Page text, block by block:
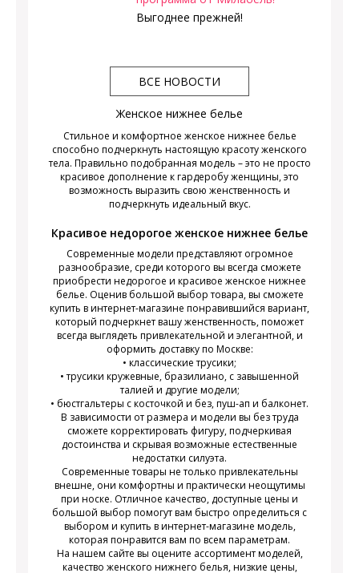
Выгоднее прежней!
ВСЕ НОВОСТИ
Женское нижнее белье
Стильное и комфортное женское нижнее белье
способно подчеркнуть настоящую красоту женского
тела. Правильно подобранная модель – это не просто
красивое дополнение к гардеробу женщины, это
возможность выразить свою женственность и
подчеркнуть идеальный вкус.
Красивое недорогое женское нижнее белье
Современные модели представляют огромное
разнообразие, среди которого вы всегда сможете
приобрести недорогое и красивое женское нижнее
белье. Оценив большой выбор товара, вы сможете
купить в интернет-магазине понравившийся вариант,
который подчеркнет вашу женственность, поможет
всегда выглядеть привлекательной и элегантной, и
оформить доставку по Москве:
• классические трусики;
• трусики кружевные, бразилиано, с завышенной
талией и другие модели;
• бюстгальтеры с косточкой и без, пуш-ап и балконет.
В зависимости от размера и модели вы без труда
сможете корректировать фигуру, подчеркивая
достоинства и скрывая возможные естественные
недостатки силуэта.
Современные товары не только привлекательны
внешне, они комфортны и практически неощутимы
при носке. Отличное качество, доступные цены и
большой выбор помогут вам быстро определиться с
выбором и купить в интернет-магазине модель,
которая понравится вам по всем параметрам.
На нашем сайте вы оцените ассортимент моделей,
качество женского нижнего белья, низкие цены,